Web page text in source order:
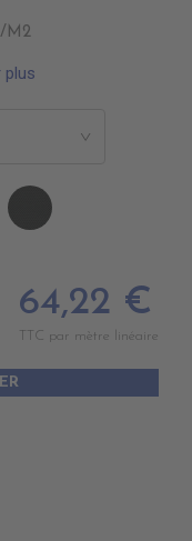
M2
plus
>
ED0630
NOIR
64,22 €
TTC par mètre linéaire